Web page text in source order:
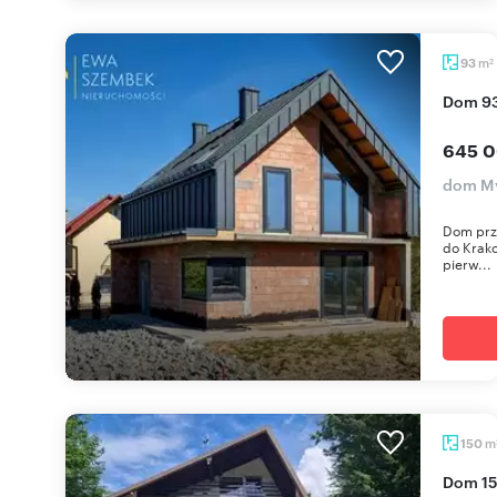
93 m2
Dom
645
dom
Dom
do
pierw...
150 m
Dom 150 m² w Lubniu - las, spokój i szybki dojazd